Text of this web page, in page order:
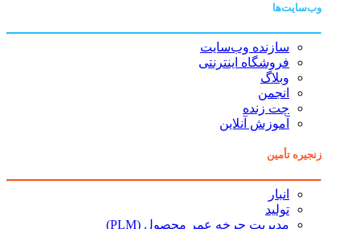
وب‌سایت‌ها
سازنده وب‌سایت
فروشگاه اینترنتی
وبلاگ
انجمن
چت زنده
آموزش آنلاین
زنجیره تأمین
انبار
تولید
مدیریت چرخه عمر محصول (PLM)